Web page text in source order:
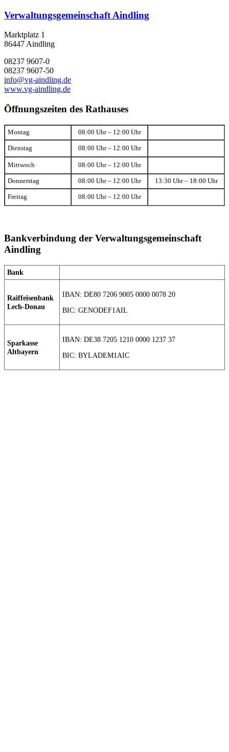
Verwaltungsgemeinschaft Aindling
Marktplatz 1
86447 Aindling
08237 9607-0
08237 9607-50
info@vg-aindling.de
www.vg-aindling.de
Öffnungszeiten des Rathauses
Montag 08:00 Uhr – 12:00 Uhr
Dienstag 08:00 Uhr – 12:00 Uhr
Mittwoch 08:00 Uhr – 12:00 Uhr
Donnerstag 08:00 Uhr – 12:00 Uhr 13:30 Uhr – 18:00 Uhr
Freitag 08:00 Uhr – 12:00 Uhr
Bankverbindung der Verwaltungsgemeinschaft
Aindling
Bank
Raiffeisenbank
Lech-Donau
IBAN: DE80 7206 9005 0000 0078 20
BIC: GENODEF1AIL
Sparkasse
Altbayern
IBAN: DE38 7205 1210 0000 1237 37
BIC: BYLADEM1AIC